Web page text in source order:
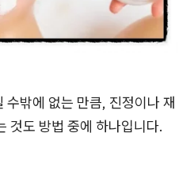
수밖에 없는 만큼, 진정이나 재
것도 방법 중에 하나입니다.